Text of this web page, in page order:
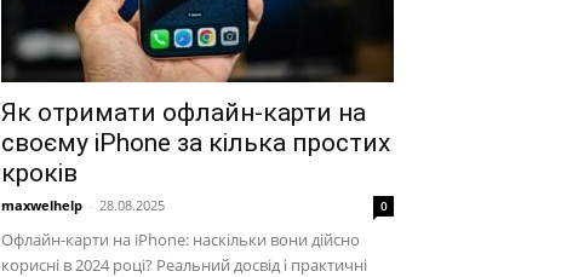
Як отримати офлайн-карти на
своєму iPhone за кілька простих
кроків
maxwelhelp - 28.08.2025 0
Офлайн-карти на iPhone: наскільки вони дійсно
корисні в 2024 році? Реальний досвід і практичні